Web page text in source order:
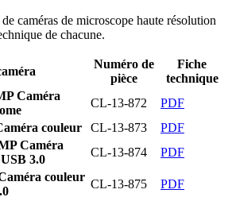
caméras de microscope haute résolution
de chacune.
Numéro de
pièce
Fiche
technique
Caméra
CL-13-872
PDF
couleur
CL-13-873
PDF
Caméra
3.0
CL-13-874
PDF
couleur
CL-13-875
PDF